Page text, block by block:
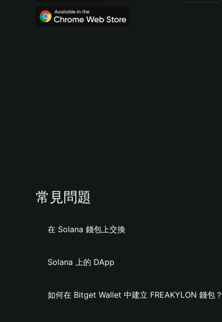
常見問題
在 Solana 錢包上交換
Solana 上的 DApp
如何在 Bitget Wallet 中建立 FREAKYLON 錢包